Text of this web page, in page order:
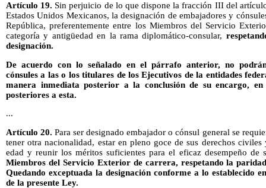
Artículo 19. Sin perjuicio de lo que dispone la fracción III del
Estados Unidos Mexicanos, la designación de embajadores y
República, preferentemente entre los Miembros del Servicio
categoría y antigüedad en la rama diplomático-consular,
designación.
De acuerdo con lo señalado en el párrafo anterior, no
cónsules a las o los titulares de los Ejecutivos de la entidades
manera inmediata posterior a la conclusión de su encargo,
posteriores a esta.
...
Artículo 20. Para ser designado embajador o cónsul general se
tener otra nacionalidad, estar en pleno goce de sus derechos
edad y reunir los méritos suficientes para el eficaz desempeño de
Miembros del Servicio Exterior de carrera, respetando la
Quedando exceptuada la designación conforme a lo establecido
de la presente Ley.